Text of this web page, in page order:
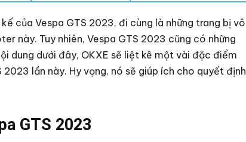
của Vespa GTS 2023, đi cùng là những trang bị vô
này. Tuy nhiên, Vespa GTS 2023 cũng có những
dung dưới đây, OKXE sẽ liệt kê một vài đặc điểm
lần này. Hy vọng, nó sẽ giúp ích cho quyết định
GTS 2023